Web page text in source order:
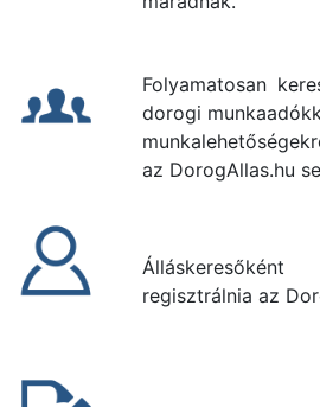
Folyamatosan
dorogi
az DorogAllas.hu
regisztrálnia az